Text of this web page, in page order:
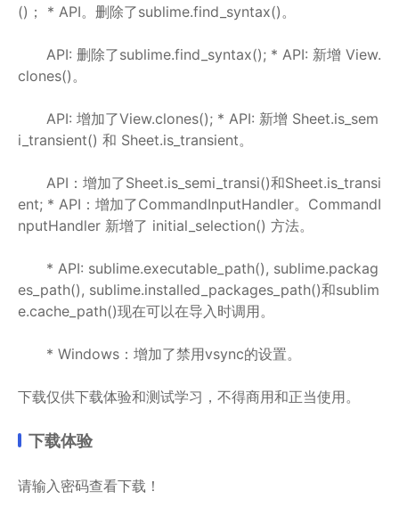
()； * API。删除了sublime.find_syntax()。
API: 删除了sublime.find_syntax(); * API: 新增 View.
clones()。
API: 增加了View.clones(); * API: 新增 Sheet.is_sem
i_transient() 和 Sheet.is_transient。
API：增加了Sheet.is_semi_transi()和Sheet.is_transi
ent; * API：增加了CommandInputHandler。CommandI
nputHandler 新增了 initial_selection() 方法。
* API: sublime.executable_path(), sublime.packag
es_path(), sublime.installed_packages_path()和sublim
e.cache_path()现在可以在导入时调用。
* Windows：增加了禁用vsync的设置。
下载仅供下载体验和测试学习，不得商用和正当使用。
下载体验
请输入密码查看下载！